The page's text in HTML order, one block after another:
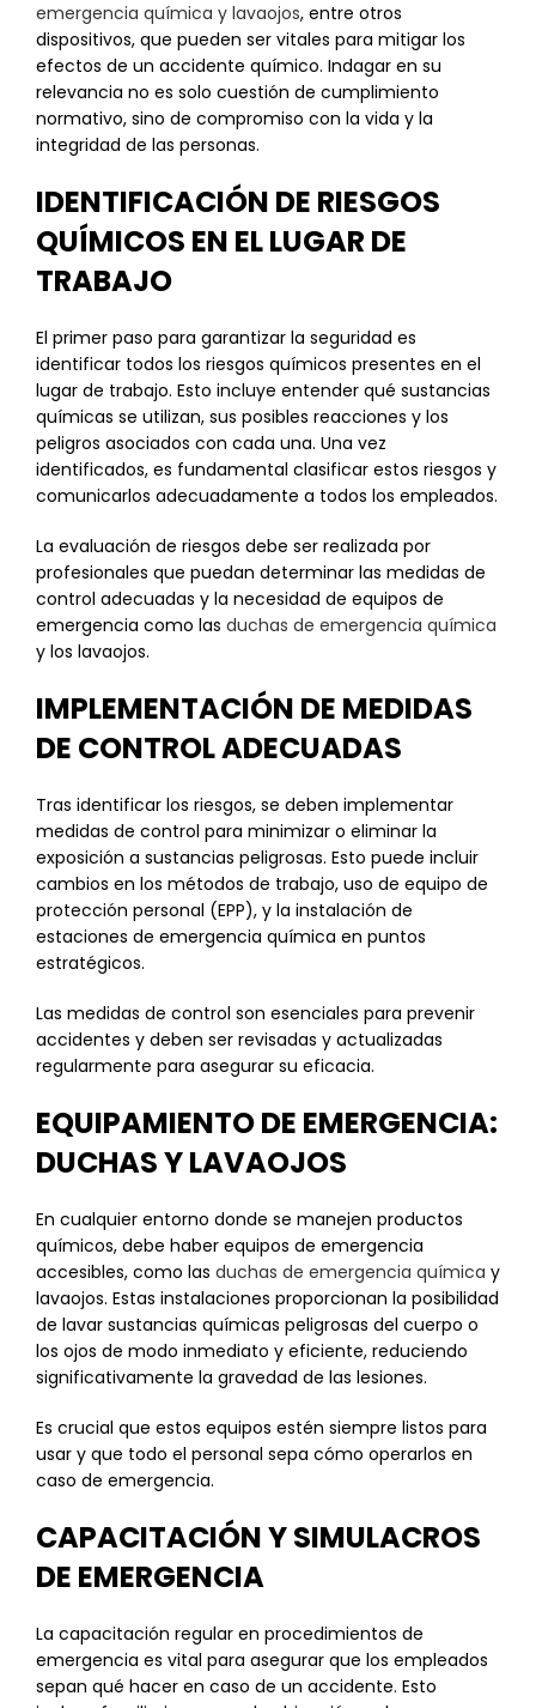
emergencia química y lavaojos, entre otros
dispositivos, que pueden ser vitales para mitigar los
efectos de un accidente químico. Indagar en su
relevancia no es solo cuestión de cumplimiento
normativo, sino de compromiso con la vida y la
integridad de las personas.
IDENTIFICACIÓN DE RIESGOS
QUÍMICOS EN EL LUGAR DE
TRABAJO
El primer paso para garantizar la seguridad es
identificar todos los riesgos químicos presentes en el
lugar de trabajo. Esto incluye entender qué sustancias
químicas se utilizan, sus posibles reacciones y los
peligros asociados con cada una. Una vez
identificados, es fundamental clasificar estos riesgos y
comunicarlos adecuadamente a todos los empleados.
La evaluación de riesgos debe ser realizada por
profesionales que puedan determinar las medidas de
control adecuadas y la necesidad de equipos de
emergencia como las duchas de emergencia química
y los lavaojos.
IMPLEMENTACIÓN DE MEDIDAS
DE CONTROL ADECUADAS
Tras identificar los riesgos, se deben implementar
medidas de control para minimizar o eliminar la
exposición a sustancias peligrosas. Esto puede incluir
cambios en los métodos de trabajo, uso de equipo de
protección personal (EPP), y la instalación de
estaciones de emergencia química en puntos
estratégicos.
Las medidas de control son esenciales para prevenir
accidentes y deben ser revisadas y actualizadas
regularmente para asegurar su eficacia.
EQUIPAMIENTO DE EMERGENCIA:
DUCHAS Y LAVAOJOS
En cualquier entorno donde se manejen productos
químicos, debe haber equipos de emergencia
accesibles, como las duchas de emergencia química y
lavaojos. Estas instalaciones proporcionan la posibilidad
de lavar sustancias químicas peligrosas del cuerpo o
los ojos de modo inmediato y eficiente, reduciendo
significativamente la gravedad de las lesiones.
Es crucial que estos equipos estén siempre listos para
usar y que todo el personal sepa cómo operarlos en
caso de emergencia.
CAPACITACIÓN Y SIMULACROS
DE EMERGENCIA
La capacitación regular en procedimientos de
emergencia es vital para asegurar que los empleados
sepan qué hacer en caso de un accidente. Esto